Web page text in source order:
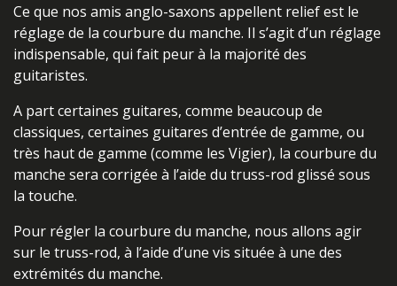
Ce que nos amis anglo-saxons appellent relief est le
réglage de la courbure du manche. Il s’agit d’un réglage
indispensable, qui fait peur à la majorité des
guitaristes.
A part certaines guitares, comme beaucoup de
classiques, certaines guitares d’entrée de gamme, ou
très haut de gamme (comme les Vigier), la courbure du
manche sera corrigée à l’aide du truss-rod glissé sous
la touche.
Pour régler la courbure du manche, nous allons agir
sur le truss-rod, à l’aide d’une vis située à une des
extrémités du manche.